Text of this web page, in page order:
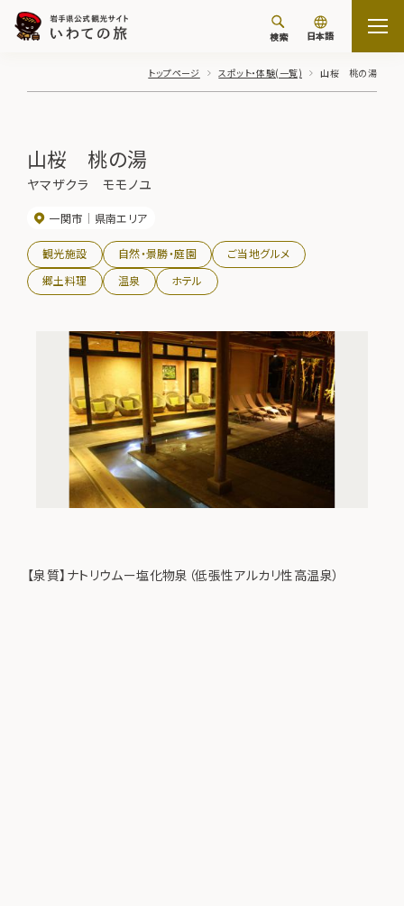
検索 日本語
トップページ スポット・体験(一覧) 山桜 桃の湯
山桜 桃の湯
ヤマザクラ モモノユ
一関市 県南エリア
観光施設 自然・景勝・庭園
ご当地グルメ
郷土料理
温泉 ホテル
【泉質】ナトリウムー塩化物泉（低張性アルカリ性高温泉）